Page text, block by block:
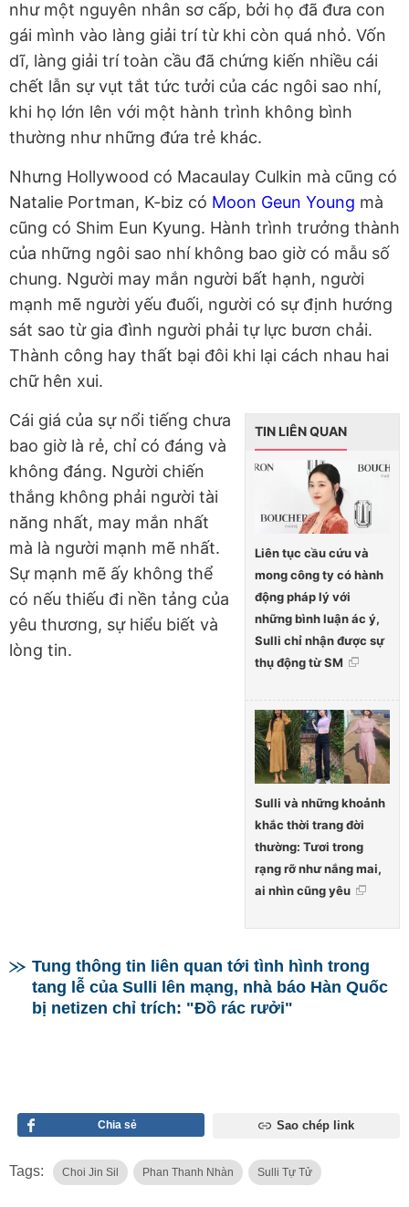
như một nguyên nhân sơ cấp, bởi họ đã đưa con
gái mình vào làng giải trí từ khi còn quá nhỏ. Vốn
dĩ, làng giải trí toàn cầu đã chứng kiến nhiều cái
chết lẫn sự vụt tắt tức tưởi của các ngôi sao nhí,
khi họ lớn lên với một hành trình không bình
thường như những đứa trẻ khác.
Nhưng Hollywood có Macaulay Culkin mà cũng có
Natalie Portman, K-biz có Moon Geun Young mà
cũng có Shim Eun Kyung. Hành trình trưởng thành
của những ngôi sao nhí không bao giờ có mẫu số
chung. Người may mắn người bất hạnh, người
mạnh mẽ người yếu đuối, người có sự định hướng
sát sao từ gia đình người phải tự lực bươn chải.
Thành công hay thất bại đôi khi lại cách nhau hai
chữ hên xui.
TIN LIÊN QUAN
Liên tục cầu cứu và
mong công ty có hành
động pháp lý với
những bình luận ác ý,
Sulli chỉ nhận được sự
thụ động từ SM
Sulli và những khoảnh
khắc thời trang đời
thường: Tươi trong
rạng rỡ như nắng mai,
ai nhìn cũng yêu
Cái giá của sự nổi tiếng chưa
bao giờ là rẻ, chỉ có đáng và
không đáng. Người chiến
thắng không phải người tài
năng nhất, may mắn nhất
mà là người mạnh mẽ nhất.
Sự mạnh mẽ ấy không thể
có nếu thiếu đi nền tảng của
yêu thương, sự hiểu biết và
lòng tin.
Tung thông tin liên quan tới tình hình trong
tang lễ của Sulli lên mạng, nhà báo Hàn Quốc
bị netizen chỉ trích: "Đồ rác rưởi"
Chia sẻ Sao chép link
Tags: Choi Jin Sil Phan Thanh Nhàn Sulli Tự Tử